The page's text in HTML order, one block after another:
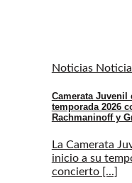
Noticias
Camerata Juvenil
temporada 2026
Rachmaninoff y
La Camerata
inicio a su
concierto [...]